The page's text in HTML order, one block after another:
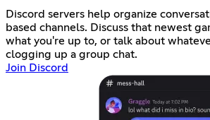
Discord servers help organize
based channels. Discuss that newest
what you're up to, or talk about
clogging up a group chat.
Join Discord